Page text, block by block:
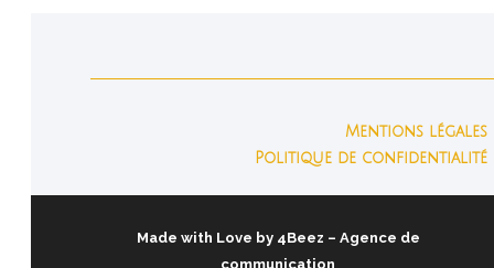
Mentions légales
Politique de confidentialité
Made with Love by 4Beez – Agence de
communication